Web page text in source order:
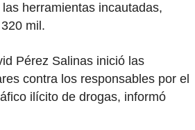
herramientas incautadas,
mil.
Pérez Salinas inició las
contra los responsables por el
ilícito de drogas, informó